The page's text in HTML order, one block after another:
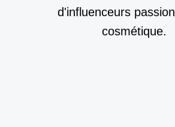
d'influenceurs
cosmétique.